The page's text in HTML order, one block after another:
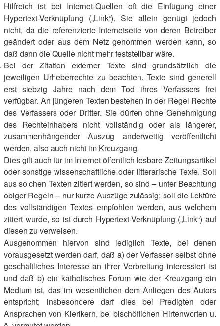
Hilfreich ist bei Internet-Quellen oft die Einfügung einer
Hypertext-Verknüpfung („Link“). Sie allein genügt jedoch
nicht, da die referenzierte Internetseite von deren Betreiber
geändert oder aus dem Netz genommen werden kann, so
daß dann die Quelle nicht mehr feststellbar wäre.
Bei der Zitation externer Texte sind grundsätzlich die
jeweiligen Urheberrechte zu beachten. Texte sind generell
erst siebzig Jahre nach dem Tod ihres Verfassers frei
verfügbar. An jüngeren Texten bestehen in der Regel Rechte
des Verfassers oder Dritter. Sie dürfen ohne Genehmigung
des Rechteinhabers nicht vollständig oder als längerer,
zusammenhängender Auszug anderweitig veröffentlicht
werden, also auch nicht im Kreuzgang.
Dies gilt auch für im Internet öffentlich lesbare Zeitungsartikel
oder sonstige wissenschaftliche oder litterarische Texte. Soll
aus solchen Texten zitiert werden, so sind – unter Beachtung
obiger Regeln – nur kurze Auszüge zulässig; soll die Lektüre
des vollständigen Textes empfohlen werden, aus welchem
zitiert wurde, so ist durch Hypertext-Verknüpfung („Link“) auf
diesen zu verweisen.
Ausgenommen hiervon sind lediglich Texte, bei denen
vorausgesetzt werden darf, daß a) der Verfasser selbst ohne
geschäftliches Interesse an ihrer Verbreitung interessiert ist
und daß b) ein katholisches Forum wie der Kreuzgang ein
Medium ist, das im wesentlichen dem Anliegen des Autors
entspricht; insbesondere darf dies bei Predigten oder
Ansprachen von Klerikern, bei bischöflichen Hirtenworten u.